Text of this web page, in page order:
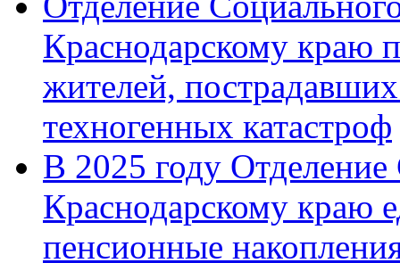
Краснодарскому краю
жителей,
техногенных катастроф
В 2025 году
Краснодарскому краю
пенсионные